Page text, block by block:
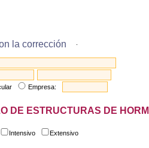
la corrección
Empresa:
DE ESTRUCTURAS DE
Intensivo Extensivo